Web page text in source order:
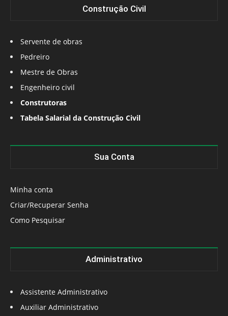
Construção Civil
Servente de obras
Pedreiro
Mestre de Obras
Engenheiro civil
Construtoras
Tabela Salarial da Construção Civil
Sua Conta
Minha conta
Criar/Recuperar Senha
Como Pesquisar
Administrativo
Assistente Administrativo
Auxiliar Administrativo